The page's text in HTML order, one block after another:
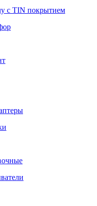
с TIN покрытием